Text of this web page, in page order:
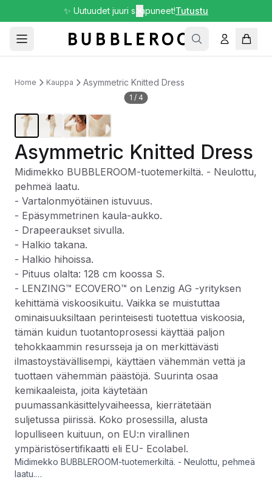
✨ Uutuudet juuri saapuneet!Tutustu
Home Kauppa Asymmetric Knitted Dress
1 / 4
Asymmetric Knitted Dress
Midimekko BUBBLEROOM-tuotemerkiltä. - Neulottu,
pehmeä laatu.
- Vartalonmyötäinen istuvuus.
- Epäsymmetrinen kaula-aukko.
- Drapeeraukset sivulla.
- Halkio takana.
- Halkio hihoissa.
- Pituus olalta: 128 cm koossa S.
- LENZING™ ECOVERO™ on Lenzig AG -yrityksen
kehittämä viskoosikuitu. Vaikka se muistuttaa
ominaisuuksiltaan perinteisesti tuotettua viskoosia,
tämän kuidun tuotantoprosessi käyttää paljon
tehokkaammin resursseja ja on merkittävästi
ilmastoystävällisempi, käyttäen vähemmän vettä ja
tuottaen vähemmän päästöjä. Suurinta osaa
kemikaaleista, joita käytetään
puumassankäsittelyvaiheessa, kierrätetään
suljetussa piirissä. Koko prosessilla, alusta
lopulliseen kuituun, on EU:n virallinen
ympäristösertifikaatti eli EU- Ecolabel.
Midimekko BUBBLEROOM-tuotemerkiltä. - Neulottu, pehmeä
laatu.